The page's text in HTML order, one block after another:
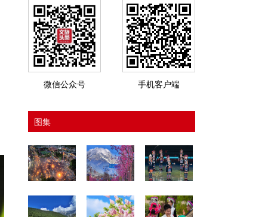
微信公众号 手机客户端
图集